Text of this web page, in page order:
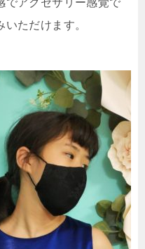
でアクセサリー感覚で
ただけます。